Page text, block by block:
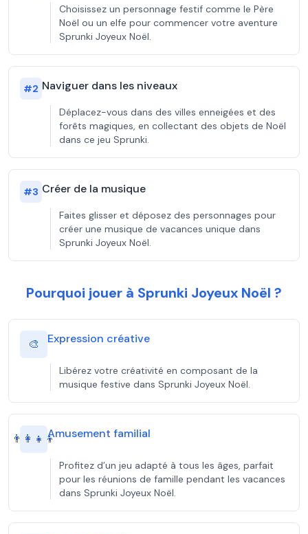
Choisissez un personnage festif comme le Père
Noël ou un elfe pour commencer votre aventure
Sprunki Joyeux Noël.
#2 Naviguer dans les niveaux
Déplacez-vous dans des villes enneigées et des
forêts magiques, en collectant des objets de Noël
dans ce jeu Sprunki.
#3 Créer de la musique
Faites glisser et déposez des personnages pour
créer une musique de vacances unique dans
Sprunki Joyeux Noël.
Pourquoi jouer à Sprunki Joyeux Noël ?
🎨 Expression créative
Libérez votre créativité en composant de la
musique festive dans Sprunki Joyeux Noël.
👨‍👩‍👧‍👦Amusement familial
Profitez d’un jeu adapté à tous les âges, parfait
pour les réunions de famille pendant les vacances
dans Sprunki Joyeux Noël.